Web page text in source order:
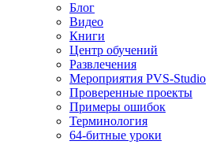
Блог
Видео
Книги
Центр обучений
Развлечения
Мероприятия PVS-Studio
Проверенные проекты
Примеры ошибок
Терминология
64-битные уроки